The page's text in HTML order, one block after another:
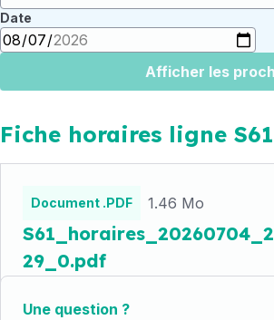
Date
Afficher les
Fiche horaires ligne S61
Document .PDF 1.46 Mo
29_0.pdf
Une question ?